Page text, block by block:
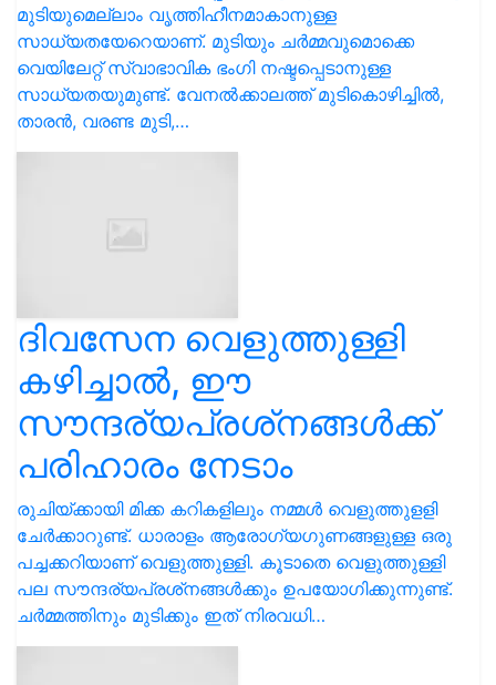
മുടിയുമെല്ലാം വൃത്തിഹീനമാകാനുള്ള
സാധ്യതയേറെയാണ്. മുടിയും ചർമ്മവുമൊക്കെ
വെയിലേറ്റ് സ്വാഭാവിക ഭംഗി നഷ്ടപ്പെടാനുള്ള
സാധ്യതയുമുണ്ട്. വേനൽക്കാലത്ത് മുടികൊഴിച്ചിൽ,
താരൻ, വരണ്ട മുടി,…
ദിവസേന വെളുത്തുള്ളി
കഴിച്ചാൽ, ഈ
സൗന്ദര്യപ്രശ്‌നങ്ങൾക്ക്
പരിഹാരം നേടാം
രുചിയ്ക്കായി മിക്ക കറികളിലും നമ്മൾ വെളുത്തുളളി
ചേർക്കാറുണ്ട്. ധാരാളം ആരോഗ്യഗുണങ്ങളുള്ള ഒരു
പച്ചക്കറിയാണ് വെളുത്തുള്ളി. കൂടാതെ വെളുത്തുള്ളി
പല സൗന്ദര്യപ്രശ്‌നങ്ങൾക്കും ഉപയോഗിക്കുന്നുണ്ട്.
ചർമ്മത്തിനും മുടിക്കും ഇത് നിരവധി…